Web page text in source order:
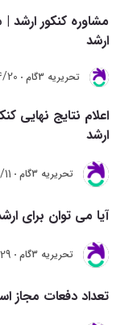
مشاوره کنکور ارشد
ارشد
تحريريه 3گام 20
ارشد
تحريريه 3گام
آیا می توان برای
تحريريه 3گام
تعداد دفعات مجاز استفاده از